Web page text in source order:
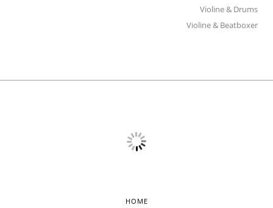
Violine & Drums
Violine & Beatboxer
HOME